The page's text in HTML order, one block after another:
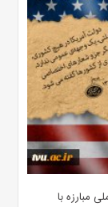
مبارزه با